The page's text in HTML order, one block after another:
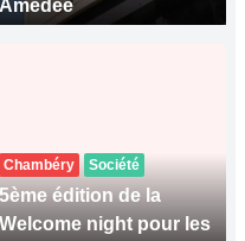
Amédée
Chambéry Société
5ème édition de la
Welcome night pour les